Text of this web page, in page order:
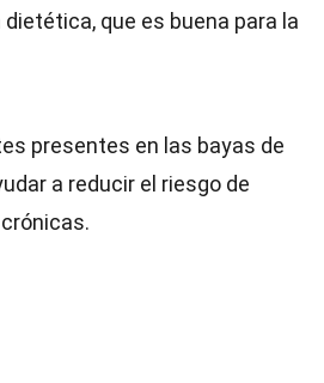
que es buena para la
presentes en las bayas de
a reducir el riesgo de